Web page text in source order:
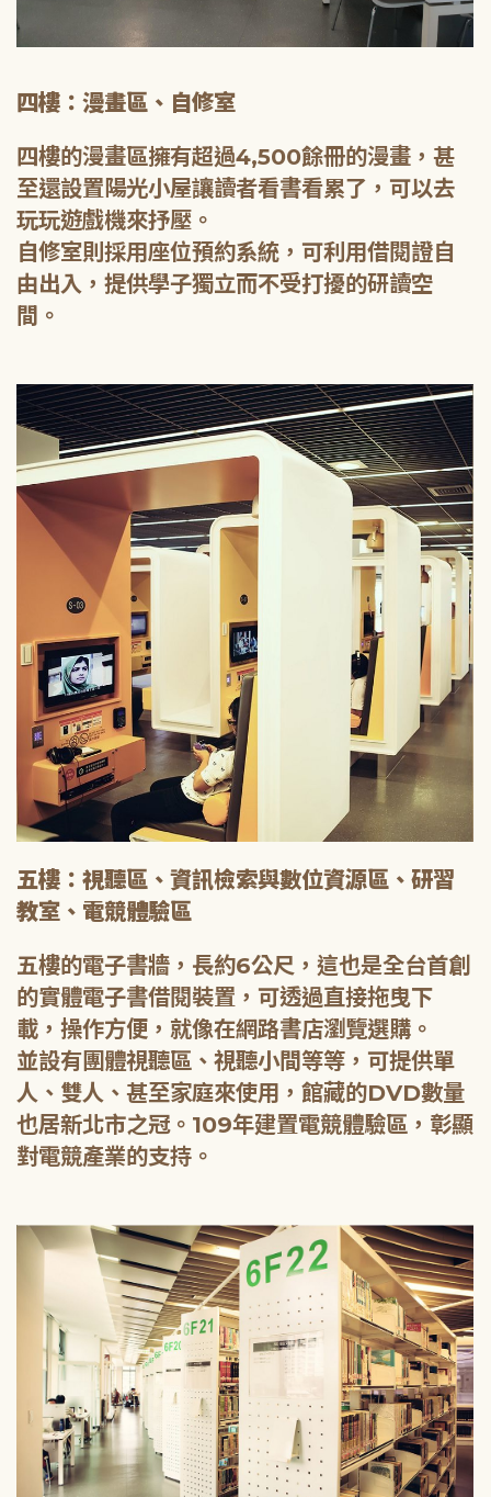
四樓：漫畫區、自修室
四樓的漫畫區擁有超過4,500餘冊的漫畫，甚
至還設置陽光小屋讓讀者看書看累了，可以去
玩玩遊戲機來抒壓。
自修室則採用座位預約系統，可利用借閱證自
由出入，提供學子獨立而不受打擾的研讀空
間。
五樓：視聽區、資訊檢索與數位資源區、研習
教室、電競體驗區
五樓的電子書牆，長約6公尺，這也是全台首創
的實體電子書借閱裝置，可透過直接拖曳下
載，操作方便，就像在網路書店瀏覽選購。
並設有團體視聽區、視聽小間等等，可提供單
人、雙人、甚至家庭來使用，館藏的DVD數量
也居新北市之冠。109年建置電競體驗區，彰顯
對電競產業的支持。